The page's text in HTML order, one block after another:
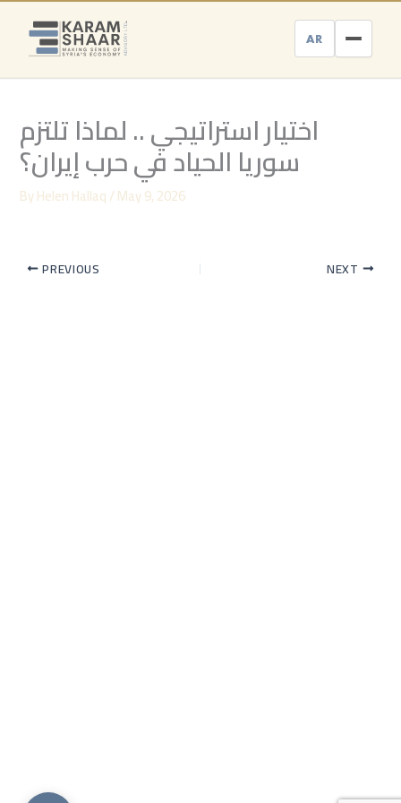
Skip
content
AR
اختيار استراتيجي .. لماذا تلتزم
سوريا الحياد في حرب إيران؟
ByHelen Hallaq/May 9, 2026
PREVIOUS NEXT